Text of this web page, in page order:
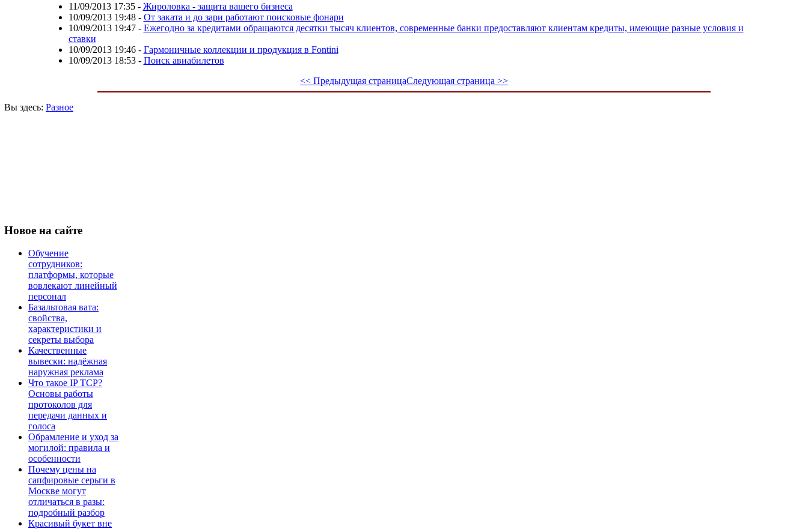
11/09/2013 17:35- Жироловка - защита вашего бизнеса
10/09/2013 19:48- От заката и до зари работают поисковые фонари
10/09/2013 19:47- Ежегодно за кредитами обращаются десятки тысяч клиентов, современные банки предоставляют клиентам кредиты, имеющие разные условия и
ставки
10/09/2013 19:46- Гармоничные коллекции и продукция в Fontini
10/09/2013 18:53- Поиск авиабилетов
<< Предыдущая страницаСледующая страница >>
Вы здесь: Разное
Новое на сайте
Обучение
сотрудников:
платформы, которые
вовлекают линейный
персонал
Базальтовая вата:
свойства,
характеристики и
секреты выбора
Качественные
вывески: надёжная
наружная реклама
Что такое IP TCP?
Основы работы
протоколов для
передачи данных и
голоса
Обрамление и уход за
могилой: правила и
особенности
Почему цены на
сапфировые серьги в
Москве могут
отличаться в разы:
подробный разбор
Красивый букет вне